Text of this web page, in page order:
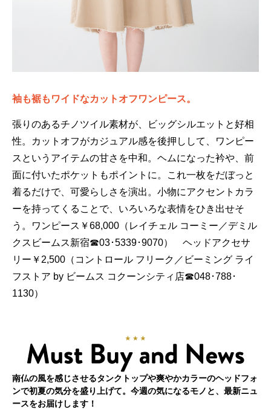
袖も裾もワイドなカットオフワンピース。
張りのあるチノツイル素材が、ビッグシルエットと好相
性。カットオフがカジュアル感を後押しして、ワンピー
スというアイテムの甘さを中和。ヘムになった衿や、前
面に付いたポケットもポイントに。これ一枚をだぼっと
着るだけで、可愛らしさを演出。小物にアクセントカラ
ーを持ってくることで、いろいろな表情をひき出せそ
う。ワンピース￥68,000（レイチェル コーミー／デミル
クスビームス新宿☎03･5339･9070） ヘッドアクセサ
リー￥2,500（コントロール フリーク／ビーミング ライ
フストア by ビームス コクーンシティ店☎048･788･
1130）
南仏の風を感じさせるタンクトップや爽やかカラーのヘッドフォ
ンで初夏の気分を盛り上げて。今週の気になるモノと、最新ニュ
ースをお届けします！